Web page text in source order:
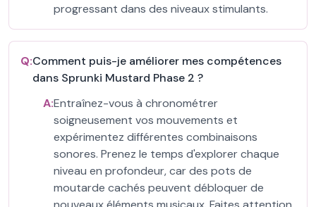
progressant dans des niveaux stimulants.
Q:Comment puis-je améliorer mes compétences
dans Sprunki Mustard Phase 2 ?
A:Entraînez-vous à chronométrer
soigneusement vos mouvements et
expérimentez différentes combinaisons
sonores. Prenez le temps d'explorer chaque
niveau en profondeur, car des pots de
moutarde cachés peuvent débloquer de